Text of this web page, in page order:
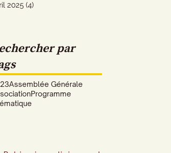
2025 (4)
par
Assemblée Générale
Programme